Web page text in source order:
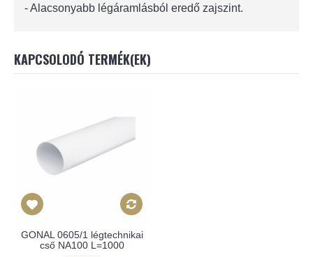
- Alacsonyabb légáramlásból eredő zajszint.
KAPCSOLODÓ TERMÉK(EK)
GONAL 0605/1 légtechnikai
cső NA100 L=1000